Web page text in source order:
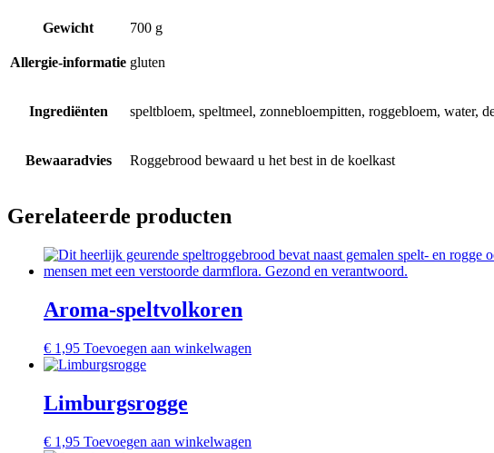
Gewicht 700 g
Allergie-informatie gluten
Ingrediënten speltbloem, speltmeel, zonnebloempitten, roggebloem, water,
Bewaaradvies Roggebrood bewaard u het best in de koelkast
Gerelateerde producten
Aroma-speltvolkoren
€ 1,95 Toevoegen aan winkelwagen
Limburgsrogge
€ 1,95 Toevoegen aan winkelwagen